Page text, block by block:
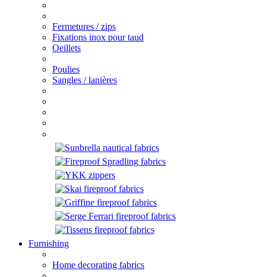
Fermetures / zips
Fixations inox pour taud
Oeillets
Poulies
Sangles / lanières
Furnishing
Home decorating fabrics